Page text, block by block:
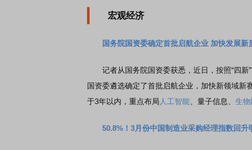
宏观经济
国务院国资委确定首批启航企业 加快发展新
记者从国务院国资委获悉，近日，按照“四新
国资委遴选确定了首批启航企业，加快新领域新
于3年以内，重点布局 人工智能 、量子信息、 生
50.8%！3月份中国制造业采购经理指数回升